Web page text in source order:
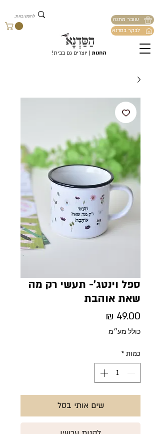
החנות | יוצרים גם בבית!
שובר מתנה
לבקר בסדנא
ספל וינטג'- תעשי רק מה
שאת אוהבת
כולל מע״מ
כמות *
שים אותי בסל